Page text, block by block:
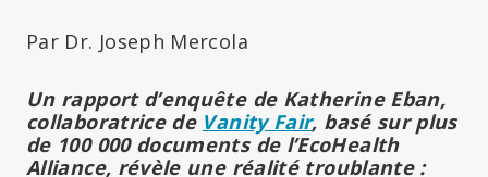
Par Dr. Joseph Mercola
Un rapport d’enquête de Katherine Eban,
collaboratrice de Vanity Fair, basé sur plus
de 100 000 documents de l’EcoHealth
Alliance, révèle une réalité troublante :